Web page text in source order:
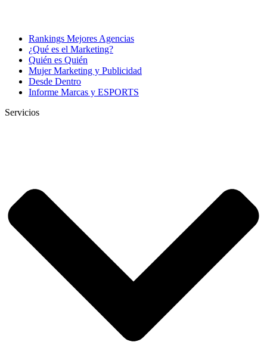
Rankings Mejores Agencias
¿Qué es el Marketing?
Quién es Quién
Mujer Marketing y Publicidad
Desde Dentro
Informe Marcas y ESPORTS
Servicios